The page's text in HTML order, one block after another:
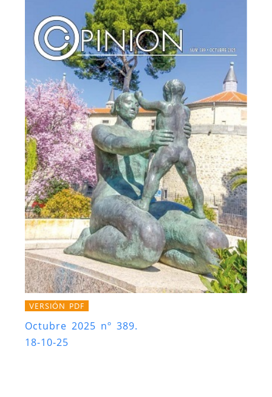
VERSIÓN PDF
Octubre 2025 nº 389.
18-10-25